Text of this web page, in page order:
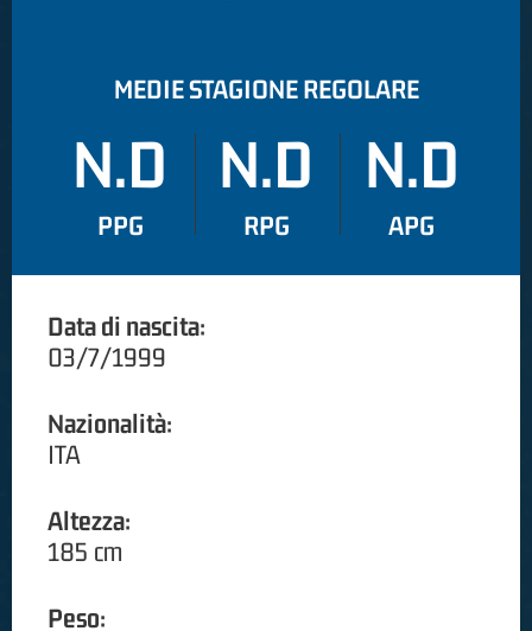
MEDIE STAGIONE REGOLARE
N.D
PPG
N.D
RPG
N.D
APG
Data di nascita:
03/7/1999
Nazionalità:
ITA
Altezza:
185 cm
Peso: